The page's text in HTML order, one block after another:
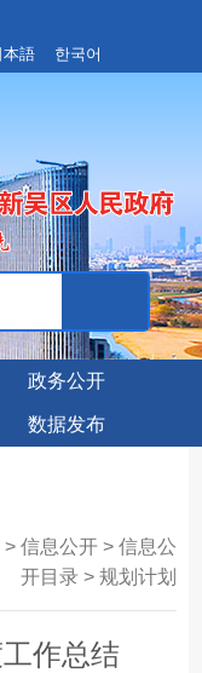
本語 한국어
政务公开
数据发布
信息公开 > 信息公
开目录 > 规划计划
作总结